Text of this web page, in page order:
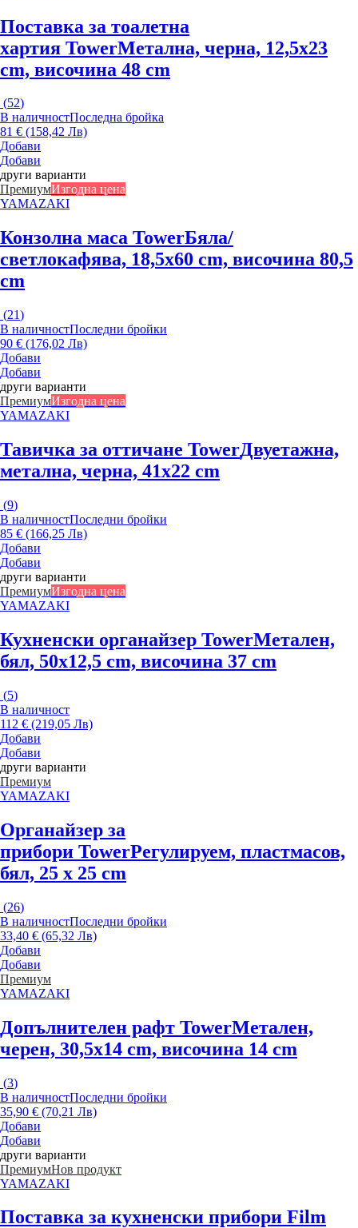
Поставка за тоалетна
хартия TowerМетална, черна, 12,5x23
cm, височина 48 cm
(52)
В наличностПоследна бройка
81 € (158,42 Лв)
Добави
Добави
други варианти
ПремиумИзгодна цена
YAMAZAKI
Конзолна маса TowerБяла/
светлокафява, 18,5x60 cm, височина 80,5
cm
(21)
В наличностПоследни бройки
90 € (176,02 Лв)
Добави
Добави
други варианти
ПремиумИзгодна цена
YAMAZAKI
Тавичка за оттичане TowerДвуетажна,
метална, черна, 41x22 cm
(9)
В наличностПоследни бройки
85 € (166,25 Лв)
Добави
Добави
други варианти
ПремиумИзгодна цена
YAMAZAKI
Кухненски органайзер TowerМетален,
бял, 50x12,5 cm, височина 37 cm
(5)
В наличност
112 € (219,05 Лв)
Добави
Добави
други варианти
Премиум
YAMAZAKI
Органайзер за
прибори TowerРегулируем, пластмасов,
бял, 25 x 25 cm
(26)
В наличностПоследни бройки
33,40 € (65,32 Лв)
Добави
Добави
Премиум
YAMAZAKI
Допълнителен рафт TowerМетален,
черен, 30,5x14 cm, височина 14 cm
(3)
В наличностПоследни бройки
35,90 € (70,21 Лв)
Добави
Добави
други варианти
ПремиумНов продукт
YAMAZAKI
Поставка за кухненски прибори Film